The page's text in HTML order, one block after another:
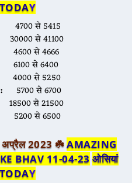
TODAY
4700 से 5415
30000 से 41100
4600 से 4666
6100 से 6400
4000 से 5250
: 5700 से 6700
18500 से 21500
5200 से 6500
अप्रैल 2023 ☘️AMAZING
BHAV 11-04-23 ओसियां
TODAY